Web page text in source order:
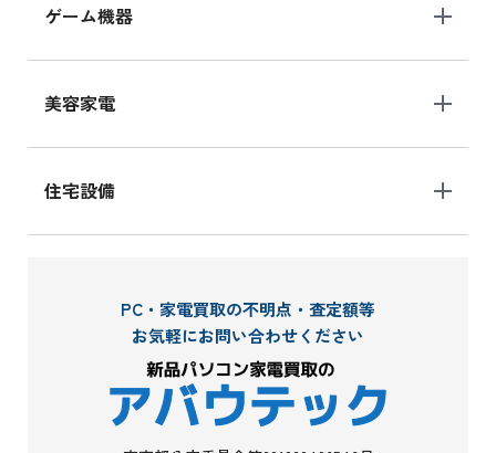
ゲーム機器
美容家電
住宅設備
PC・家電買取の不明点・査定額等
お気軽にお問い合わせください